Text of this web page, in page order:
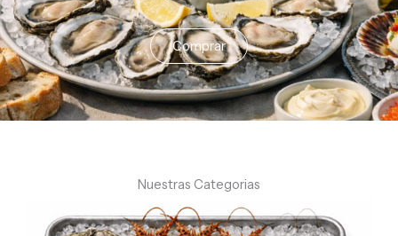
Comprar
Nuestras Categorias